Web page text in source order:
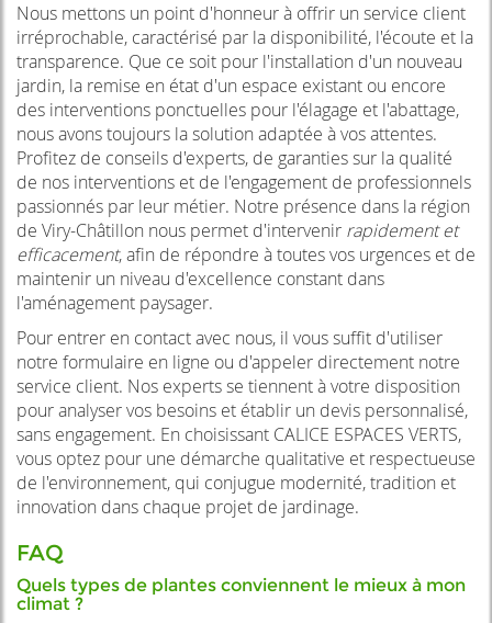
Nous mettons un point d'honneur à offrir un service client
irréprochable, caractérisé par la disponibilité, l'écoute et la
transparence. Que ce soit pour l'installation d'un nouveau
jardin, la remise en état d'un espace existant ou encore
des interventions ponctuelles pour l'élagage et l'abattage,
nous avons toujours la solution adaptée à vos attentes.
Profitez de conseils d'experts, de garanties sur la qualité
de nos interventions et de l'engagement de professionnels
passionnés par leur métier. Notre présence dans la région
de Viry-Châtillon nous permet d'intervenir rapidement et
efficacement, afin de répondre à toutes vos urgences et de
maintenir un niveau d'excellence constant dans
l'aménagement paysager.
Pour entrer en contact avec nous, il vous suffit d'utiliser
notre formulaire en ligne ou d'appeler directement notre
service client. Nos experts se tiennent à votre disposition
pour analyser vos besoins et établir un devis personnalisé,
sans engagement. En choisissant CALICE ESPACES VERTS,
vous optez pour une démarche qualitative et respectueuse
de l'environnement, qui conjugue modernité, tradition et
innovation dans chaque projet de jardinage.
FAQ
Quels types de plantes conviennent le mieux à mon
climat ?